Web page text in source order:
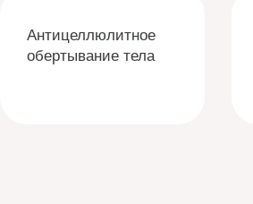
Антицеллюлитное
обертывание тела